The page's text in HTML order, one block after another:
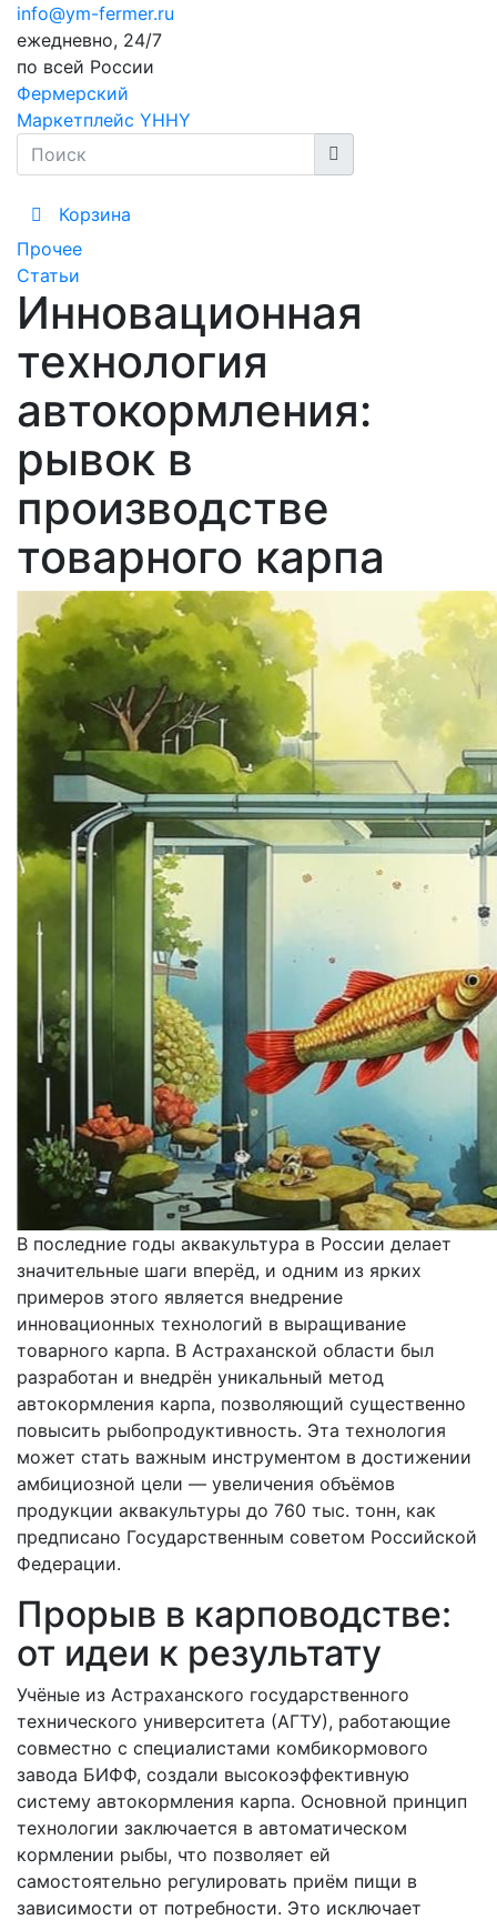
info@ym-fermer.ru
ежедневно, 24/7
по всей России
Фермерский
Маркетплейс YHHY
Корзина
Прочее
Статьи
Инновационная
технология
автокормления:
рывок в
производстве
товарного карпа
В последние годы аквакультура в России делает
значительные шаги вперёд, и одним из ярких
примеров этого является внедрение
инновационных технологий в выращивание
товарного карпа. В Астраханской области был
разработан и внедрён уникальный метод
автокормления карпа, позволяющий существенно
повысить рыбопродуктивность. Эта технология
может стать важным инструментом в достижении
амбициозной цели — увеличения объёмов
продукции аквакультуры до 760 тыс. тонн, как
предписано Государственным советом Российской
Федерации.
Прорыв в карповодстве:
от идеи к результату
Учёные из Астраханского государственного
технического университета (АГТУ), работающие
совместно с специалистами комбикормового
завода БИФФ, создали высокоэффективную
систему автокормления карпа. Основной принцип
технологии заключается в автоматическом
кормлении рыбы, что позволяет ей
самостоятельно регулировать приём пищи в
зависимости от потребности. Это исключает